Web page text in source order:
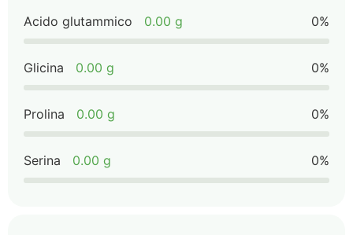
Acido glutammico 0.00 g 0%
Glicina 0.00 g 0%
Prolina 0.00 g 0%
Serina 0.00 g 0%